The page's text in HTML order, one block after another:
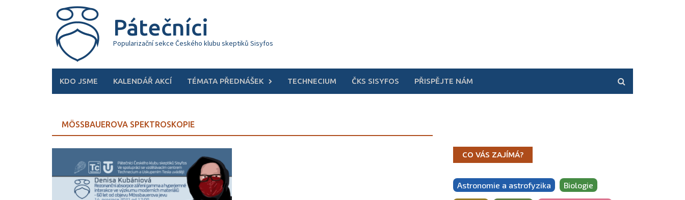
Pátečníci
Popularizační sekce Českého klubu skeptiků Sisyfos
KDO JSME KALENDÁŘ AKCÍ TÉMATA PŘEDNÁŠEK TECHNECIUM ČKS SISYFOS PŘISPĚJTE NÁM
MÖSSBAUEROVA SPEKTROSKOPIE
CO VÁS ZAJÍMÁ?
Astronomie a astrofyzika Biologie